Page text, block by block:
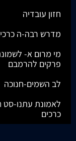
חזון עובדיה
מדרש רבה-ה
מי מרום א-
פרקים להרמבם
לב השמים-חנוכה
לאמונת עתנו-סט
כרכים